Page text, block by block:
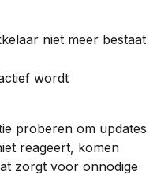
niet meer bestaat
wordt
proberen om updates
reageert, komen
zorgt voor onnodige